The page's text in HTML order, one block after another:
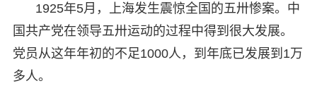
1925年5月，上海发生震惊全国的五卅惨案。中
国共产党在领导五卅运动的过程中得到很大发展。
党员从这年年初的不足1000人，到年底已发展到1万
多人。